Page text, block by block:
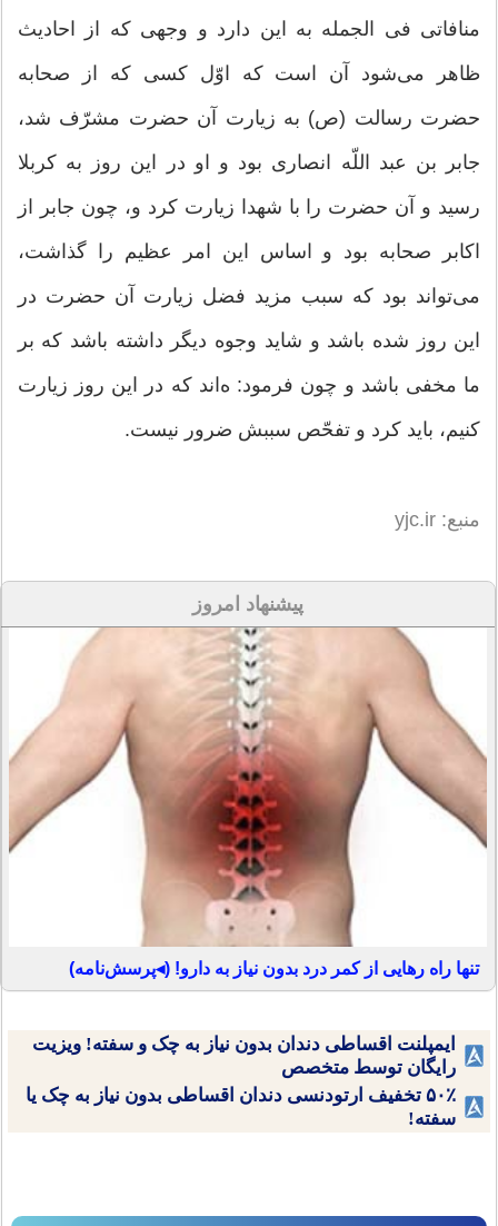
منافاتى فى الجمله به این دارد و وجهى که از احادیث
ظاهر مى‌شود آن است که اوّل کسى که از صحابه
حضرت رسالت (ص) به زیارت آن حضرت مشرّف شد،
جابر بن عبد اللّه انصارى بود و او در این روز به کربلا
رسید و آن حضرت را با شهدا زیارت کرد و، چون جابر از
اکابر صحابه بود و اساس این امر عظیم را گذاشت،
مى‌تواند بود که سبب مزید فضل زیارت آن حضرت در
این روز شده باشد و شاید وجوه دیگر داشته باشد که بر
ما مخفى باشد و چون فرمود: ه‌اند که در این روز زیارت
کنیم، باید کرد و تفحّص سببش ضرور نیست.
منبع: yjc.ir
پیشنهاد امروز
تنها راه رهایی از کمر درد بدون نیاز به دارو! (◂پرسش‌نامه)
ایمپلنت اقساطی دندان بدون نیاز به چک و سفته! ویزیت
رایگان توسط متخصص
۵۰٪ تخفیف ارتودنسی دندان اقساطی بدون نیاز به چک یا
سفته!